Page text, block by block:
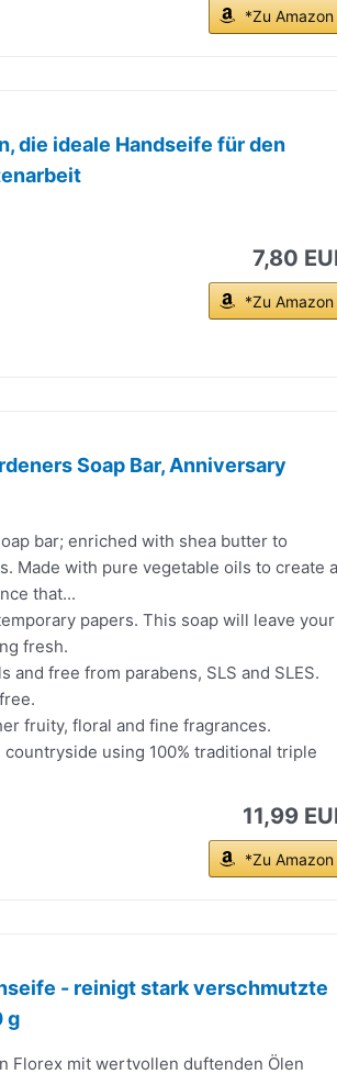
*Zu Amazon
die ideale Handseife für den
7,80
*Zu Amazon
Soap Bar, Anniversary
bar; enriched with shea butter to
Made with pure vegetable oils to create a
that...
papers. This soap will leave your
fresh.
and free from parabens, SLS and SLES.
fruity, floral and fine fragrances.
using 100% traditional triple
11,99
*Zu Amazon
- reinigt stark verschmutzte
g
Florex mit wertvollen duftenden Ölen